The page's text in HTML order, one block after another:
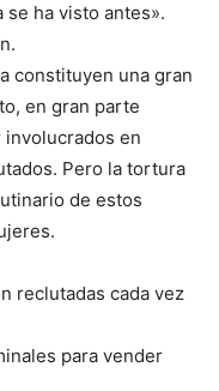
ha visto antes».
constituyen una gran
en gran parte
involucrados en
Pero la tortura
de estos
reclutadas cada vez
para vender